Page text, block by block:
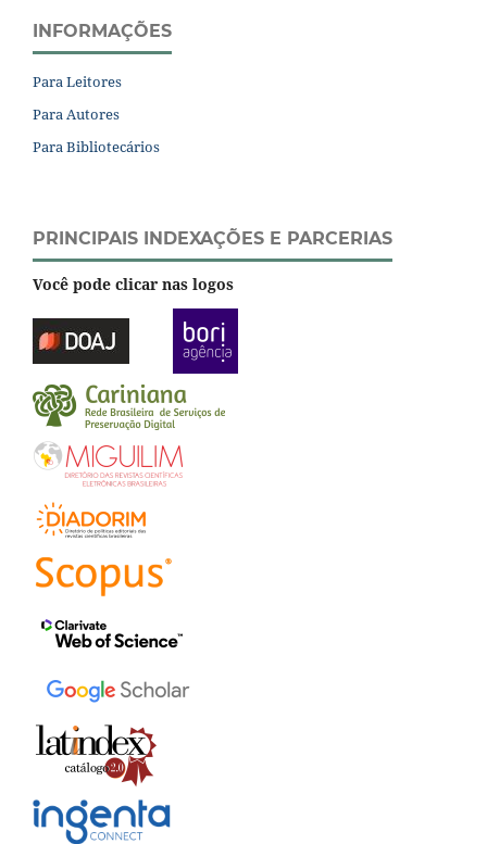
INFORMAÇÕES
Para Leitores
Para Autores
Para Bibliotecários
PRINCIPAIS INDEXAÇÕES E PARCERIAS
Você pode clicar nas logos